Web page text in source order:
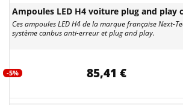
Ampoules LED H4 voiture plug and play
Ces ampoules LED H4 de la marque française Next-
système canbus anti-erreur et plug and play.
-5% 85,41 €